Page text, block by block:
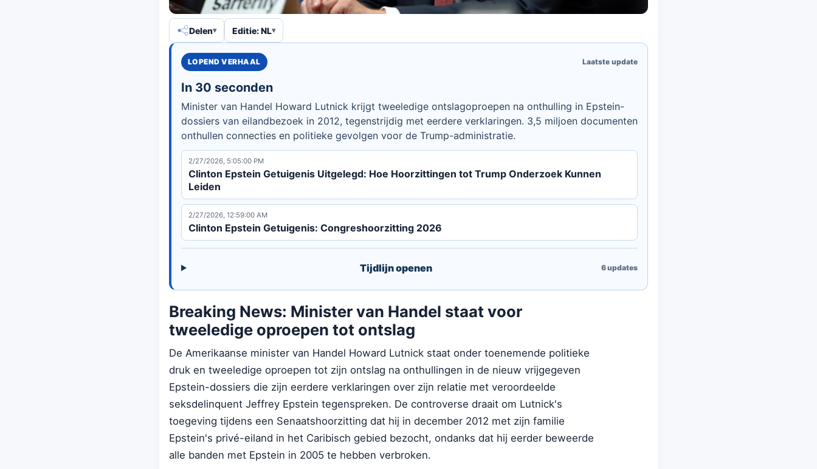
Delen Editie: NL
LOPEND VERHAAL Laatste update
In 30 seconden
Minister van Handel Howard Lutnick krijgt tweeledige ontslagoproepen na onthulling in Epstein-
dossiers van eilandbezoek in 2012, tegenstrijdig met eerdere verklaringen. 3,5 miljoen documenten
onthullen connecties en politieke gevolgen voor de Trump-administratie.
2/27/2026, 5:05:00 PM
Clinton Epstein Getuigenis Uitgelegd: Hoe Hoorzittingen tot Trump Onderzoek Kunnen
Leiden
2/27/2026, 12:59:00 AM
Clinton Epstein Getuigenis: Congreshoorzitting 2026
Tijdlijn openen 6updates
Breaking News: Minister van Handel staat voor
tweeledige oproepen tot ontslag
De Amerikaanse minister van Handel Howard Lutnick staat onder toenemende politieke
druk en tweeledige oproepen tot zijn ontslag na onthullingen in de nieuw vrijgegeven
Epstein-dossiers die zijn eerdere verklaringen over zijn relatie met veroordeelde
seksdelinquent Jeffrey Epstein tegenspreken. De controverse draait om Lutnick's
toegeving tijdens een Senaatshoorzitting dat hij in december 2012 met zijn familie
Epstein's privé-eiland in het Caribisch gebied bezocht, ondanks dat hij eerder beweerde
alle banden met Epstein in 2005 te hebben verbroken.